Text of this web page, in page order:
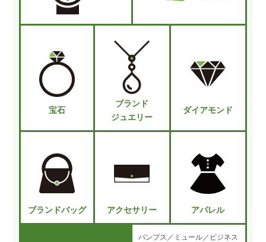
宝石
ブランド
ジュエリー
ダイアモンド
ブランドバッグ アクセサリー アパレル
パンプス／ミュール／ビジネス